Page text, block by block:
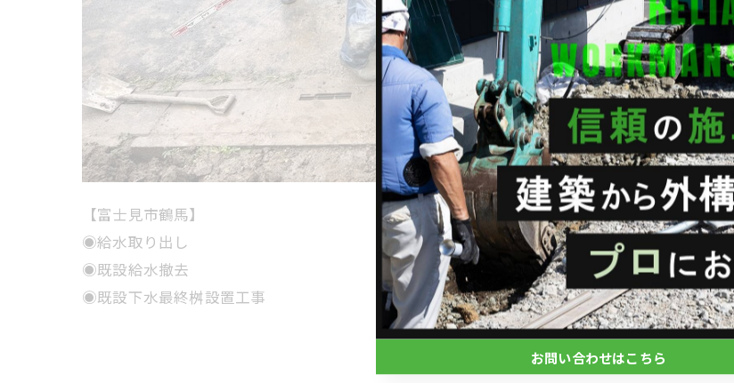
【富士見市鶴馬】
◉給水取り出し
◉既設給水撤去
◉既設下水最終桝設置工事
お問い合わせはこちら